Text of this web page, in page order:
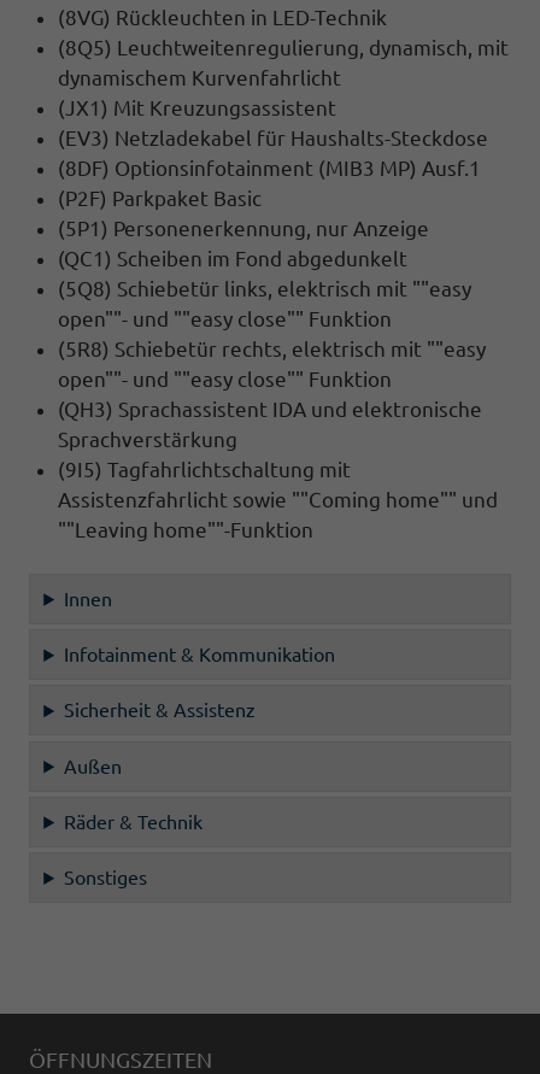
(8VG) Rückleuchten in LED-Technik
(8Q5) Leuchtweitenregulierung, dynamisch, mit
dynamischem Kurvenfahrlicht
(JX1) Mit Kreuzungsassistent
(EV3) Netzladekabel für Haushalts-Steckdose
(8DF) Optionsinfotainment (MIB3 MP) Ausf.1
(P2F) Parkpaket Basic
(5P1) Personenerkennung, nur Anzeige
(QC1) Scheiben im Fond abgedunkelt
(5Q8) Schiebetür links, elektrisch mit ""easy
open""- und ""easy close"" Funktion
(5R8) Schiebetür rechts, elektrisch mit ""easy
open""- und ""easy close"" Funktion
(QH3) Sprachassistent IDA und elektronische
Sprachverstärkung
(9I5) Tagfahrlichtschaltung mit
Assistenzfahrlicht sowie ""Coming home"" und
""Leaving home""-Funktion
Innen
Infotainment & Kommunikation
Sicherheit & Assistenz
Außen
Räder & Technik
Sonstiges
ÖFFNUNGSZEITEN